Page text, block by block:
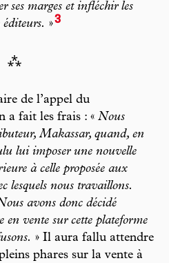
ses marges et infléchir les
»3
⁂
de l’appel du
a fait les frais : « Nous
Makassar, quand, en
lui imposer une nouvelle
à celle proposée aux
lesquels nous travaillons.
avons donc décidé
en vente sur cette plateforme
» Il aura fallu attendre
phares sur la vente à